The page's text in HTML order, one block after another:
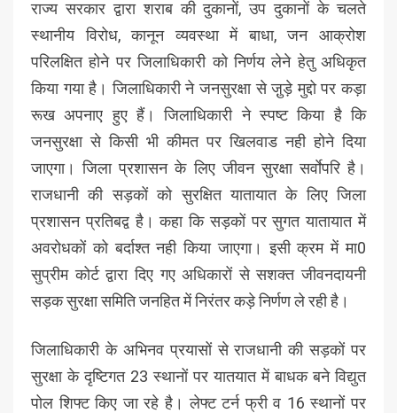
राज्य सरकार द्वारा शराब की दुकानों, उप दुकानों के चलते
स्थानीय विरोध, कानून व्यवस्था में बाधा, जन आक्रोश
परिलक्षित होने पर जिलाधिकारी को निर्णय लेने हेतु अधिकृत
किया गया है। जिलाधिकारी ने जनसुरक्षा से जु़ड़े मुद्दो पर कड़ा
रूख अपनाए हुए हैं। जिलाधिकारी ने स्पष्ट किया है कि
जनसुरक्षा से किसी भी कीमत पर खिलवाड नही होने दिया
जाएगा। जिला प्रशासन के लिए जीवन सुरक्षा सर्वाेपरि है।
राजधानी की सड़कों को सुरक्षित यातायात के लिए जिला
प्रशासन प्रतिबद्व है। कहा कि सड़कों पर सुगत यातायात में
अवरोधकों को बर्दाश्त नही किया जाएगा। इसी क्रम में मा0
सुप्रीम कोर्ट द्वारा दिए गए अधिकारों से सशक्त जीवनदायनी
सड़क सुरक्षा समिति जनहित में निरंतर कड़े निर्णण ले रही है।
जिलाधिकारी के अभिनव प्रयासों से राजधानी की सड़कों पर
सुरक्षा के दृष्टिगत 23 स्थानों पर यातयात में बाधक बने विद्युत
पोल शिफ्ट किए जा रहे है। लेफ्ट टर्न फ्री व 16 स्थानों पर